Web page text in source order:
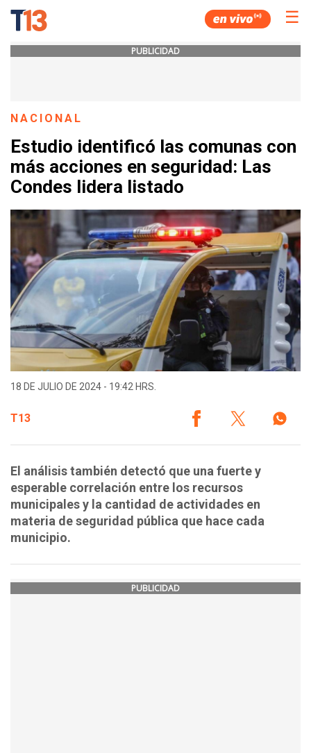
☰
PUBLICIDAD
NACIONAL
Estudio identificó las comunas con
más acciones en seguridad: Las
Condes lidera listado
18 DE JULIO DE 2024 - 19:42 HRS.
T13
El análisis también detectó que una fuerte y
esperable correlación entre los recursos
municipales y la cantidad de actividades en
materia de seguridad pública que hace cada
municipio.
PUBLICIDAD